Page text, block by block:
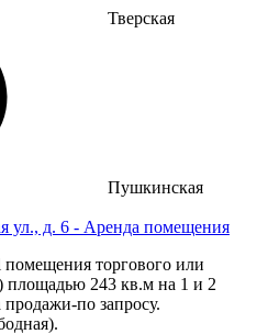
Тверская
Пушкинская
ул., д. 6 - Аренда помещения
торгового или
площадью 243 кв.м на 1 и 2
по запросу.